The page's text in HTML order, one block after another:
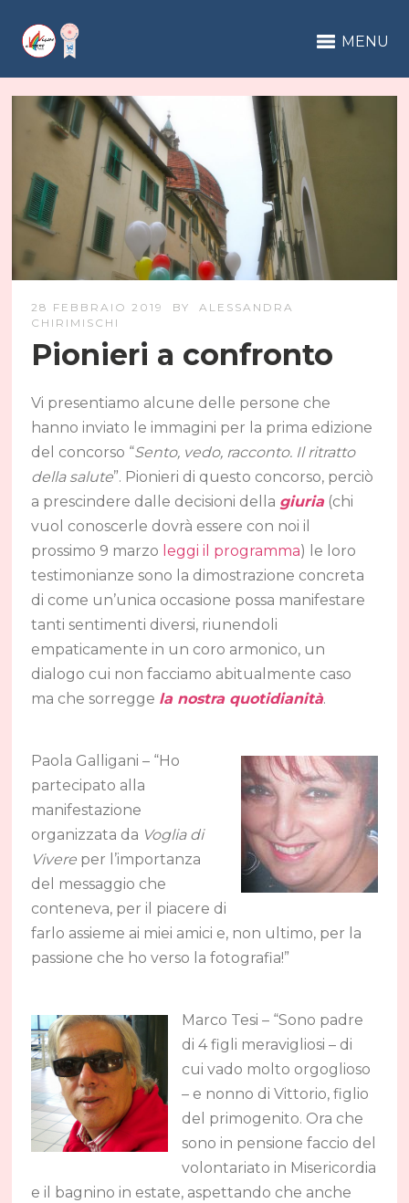
MENU
28 FEBBRAIO 2019 BY
ALESSANDRA
CHIRIMISCHI
Pionieri a confronto
Vi presentiamo alcune delle persone che
hanno inviato le immagini per la prima edizione
del concorso “Sento, vedo, racconto. Il ritratto
della salute”. Pionieri di questo concorso, perciò
a prescindere dalle decisioni della giuria(chi
vuol conoscerle dovrà essere con noi il
prossimo 9 marzo leggi il programma) le loro
testimonianze sono la dimostrazione concreta
di come un’unica occasione possa manifestare
tanti sentimenti diversi, riunendoli
empaticamente in un coro armonico, un
dialogo cui non facciamo abitualmente caso
ma che sorregge la nostra quotidianità.
Paola Galligani– “Ho
partecipato alla
manifestazione
organizzata da Voglia di
Vivere per l’importanza
del messaggio che
conteneva, per il piacere di
farlo assieme ai miei amici e, non ultimo, per la
passione che ho verso la fotografia!”
Marco Tesi – “Sono padre
di 4 figli meravigliosi – di
cui vado molto orgoglioso
– e nonno di Vittorio, figlio
del primogenito. Ora che
sono in pensione faccio del
volontariato in Misericordia
e il bagnino in estate, aspettando che anche